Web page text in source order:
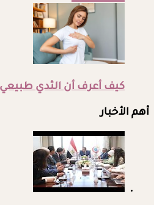
كيف أعرف أن الثدي
أهم الأخبار